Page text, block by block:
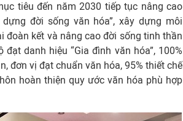
tiêu đến năm 2030 tiếp tục nâng cao
đời sống văn hóa”, xây dựng môi
đoàn kết và nâng cao đời sống tinh thần
danh hiệu “Gia đình văn hóa”, 100%
đơn vị đạt chuẩn văn hóa, 95% thiết chế
hoàn thiện quy ước văn hóa phù hợp